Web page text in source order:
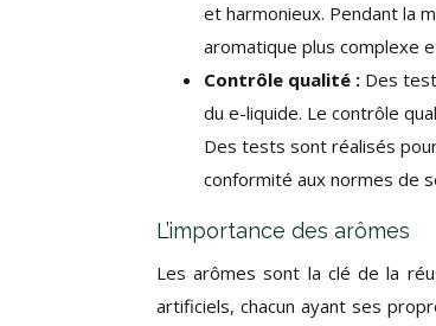
et harmonieux. Pendant la
aromatique plus complexe
Contrôle qualité : Des
du e-liquide. Le contrôle
Des tests sont réalisés
conformité aux normes de
L’importance des arômes
Les arômes sont la clé de la
artificiels, chacun ayant ses